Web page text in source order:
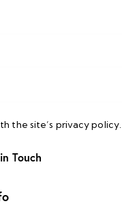
the site’s privacy policy.